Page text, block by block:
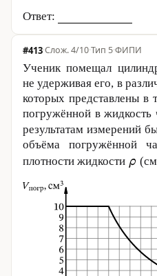
Ответ:
#413· 4/10·Тип 5·ФИПИ
Ученик помещал
не удерживая его, в
которых представлены в
погружённой в жидкость
результатам измерений
объёма погружённой
плотности жидкости